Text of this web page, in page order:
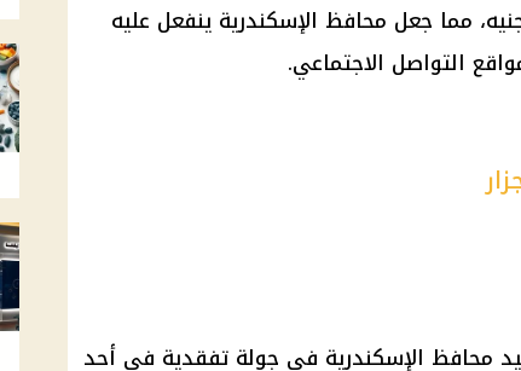
محافظ الإسكندرية ينفعل عليه
التواصل الاجتماعي.
محافظ الإسكندرية في جولة تفقدية في أحد